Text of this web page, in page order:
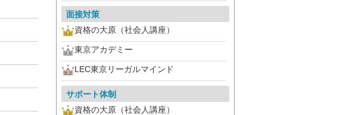
面接対策
資格の大原（社会人講座）
東京アカデミー
LEC東京リーガルマインド
サポート体制
資格の大原（社会人講座）